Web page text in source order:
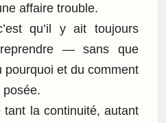
affaire trouble.
qu’il y ait toujours
— sans que
pourquoi et du comment
posée.
la continuité, autant